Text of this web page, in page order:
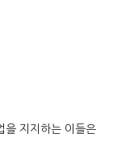
을 지지하는 이들은